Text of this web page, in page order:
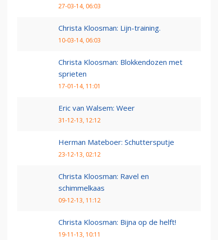
27-03-14, 06:03
Christa Kloosman: Lijn-training.
10-03-14, 06:03
Christa Kloosman: Blokkendozen met
sprieten
17-01-14, 11:01
Eric van Walsem: Weer
31-12-13, 12:12
Herman Mateboer: Schuttersputje
23-12-13, 02:12
Christa Kloosman: Ravel en
schimmelkaas
09-12-13, 11:12
Christa Kloosman: Bijna op de helft!
19-11-13, 10:11